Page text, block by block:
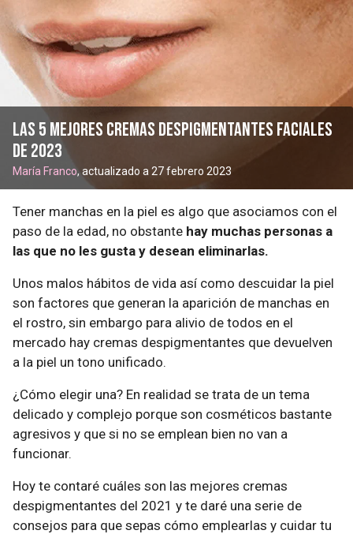
Las 5 mejores cremas despigmentantes faciales
de 2023
María Franco, actualizado a 27 febrero 2023
Tener manchas en la piel es algo que asociamos con el
paso de la edad, no obstante hay muchas personas a
las que no les gusta y desean eliminarlas.
Unos malos hábitos de vida así como descuidar la piel
son factores que generan la aparición de manchas en
el rostro, sin embargo para alivio de todos en el
mercado hay cremas despigmentantes que devuelven
a la piel un tono unificado.
¿Cómo elegir una? En realidad se trata de un tema
delicado y complejo porque son cosméticos bastante
agresivos y que si no se emplean bien no van a
funcionar.
Hoy te contaré cuáles son las mejores cremas
despigmentantes del 2021 y te daré una serie de
consejos para que sepas cómo emplearlas y cuidar tu